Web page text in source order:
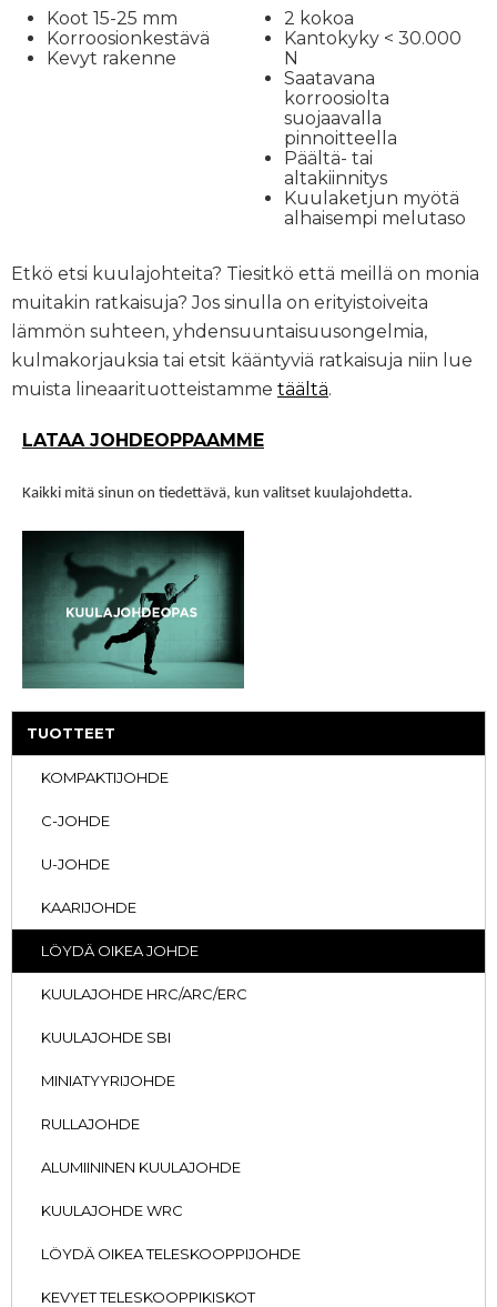
TUOTTEET
KOMPAKTIJOHDE
C-JOHDE
U-JOHDE
KAARIJOHDE
LÖYDÄ OIKEA JOHDE
KUULAJOHDE HRC/ARC/ERC
KUULAJOHDE SBI
MINIATYYRIJOHDE
RULLAJOHDE
ALUMIININEN KUULAJOHDE
KUULAJOHDE WRC
LÖYDÄ OIKEA TELESKOOPPIJOHDE
KEVYET TELESKOOPPIKISKOT
Koot 15-25 mm
Korroosionkestävä
Kevyt rakenne
2 kokoa
Kantokyky < 30.000
N
Saatavana
korroosiolta
suojaavalla
pinnoitteella
Päältä- tai
altakiinnitys
Kuulaketjun myötä
alhaisempi melutaso
Etkö etsi kuulajohteita? Tiesitkö että meillä on monia
muitakin ratkaisuja? Jos sinulla on erityistoiveita
lämmön suhteen, yhdensuuntaisuusongelmia,
kulmakorjauksia tai etsit kääntyviä ratkaisuja niin lue
muista lineaarituotteistamme täältä.
LATAA JOHDEOPPAAMME
Kaikki mitä sinun on tiedettävä, kun valitset kuulajohdetta.